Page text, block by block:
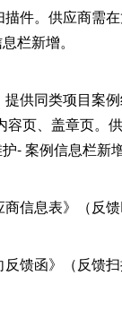
件。供应商需
栏新增。
供同类项目案
容页、盖章页。
- 案例信息栏新增
信息表》（反馈
馈函》（反馈扫